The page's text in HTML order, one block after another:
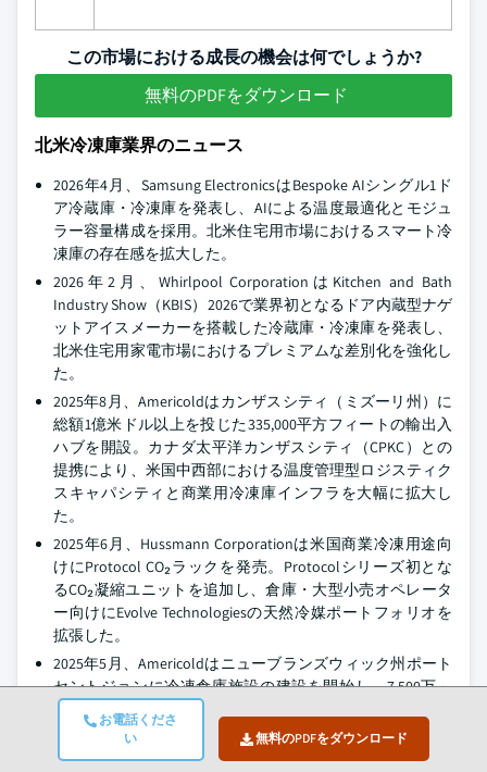
お電話くださ
い
無料のPDFをダウンロード
この市場における成長の機会は何でしょうか?
無料のPDFをダウンロード
北米冷凍庫業界のニュース
2026年4月、Samsung ElectronicsはBespoke AIシングル1ド
ア冷蔵庫・冷凍庫を発表し、AIによる温度最適化とモジュ
ラー容量構成を採用。北米住宅用市場におけるスマート冷
凍庫の存在感を拡大した。
2026年2月、Whirlpool CorporationはKitchen and Bath
Industry Show（KBIS）2026で業界初となるドア内蔵型ナゲ
ットアイスメーカーを搭載した冷蔵庫・冷凍庫を発表し、
北米住宅用家電市場におけるプレミアムな差別化を強化し
た。
2025年8月、Americoldはカンザスシティ（ミズーリ州）に
総額1億米ドル以上を投じた335,000平方フィートの輸出入
ハブを開設。カナダ太平洋カンザスシティ（CPKC）との
提携により、米国中西部における温度管理型ロジスティク
スキャパシティと商業用冷凍庫インフラを大幅に拡大し
た。
2025年6月、Hussmann Corporationは米国商業冷凍用途向
けにProtocol CO₂ラックを発売。Protocolシリーズ初とな
るCO₂凝縮ユニットを追加し、倉庫・大型小売オペレータ
ー向けにEvolve Technologiesの天然冷媒ポートフォリオを
拡張した。
2025年5月、Americoldはニューブランズウィック州ポート
セントジョンに冷凍倉庫施設の建設を開始し、7,500万～
8,000万ドルの投資と約22,000パレット分の収容能力を持
ち、カナダから欧州およびAPAC地域への食品輸出物流を支
援します。